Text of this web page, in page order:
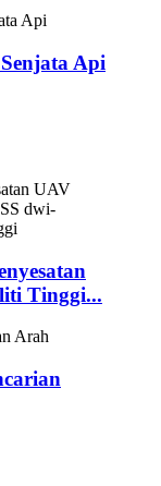
Api
Tinggi...